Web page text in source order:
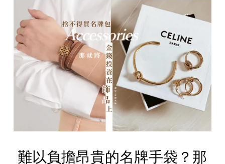
難以負擔昂貴的名牌手袋？那